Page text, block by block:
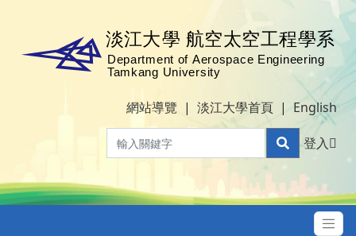
網站導覽 | 淡江大學首頁 | English
登入